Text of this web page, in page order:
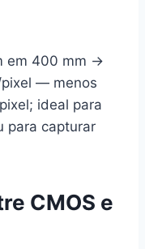
em 400 mm →
— menos
ideal para
para capturar
CMOS e